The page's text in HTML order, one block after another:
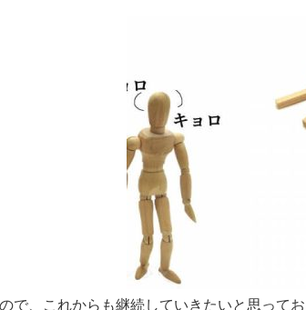
、これからも継続していきたいと思ってお